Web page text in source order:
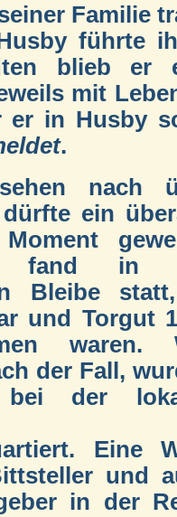
Familie
führte
blieb er
mit
er in Husby
.
nach
ein
fand in
Bleibe
und Torgut
waren.
der Fall,
bei der
Eine
und
in der